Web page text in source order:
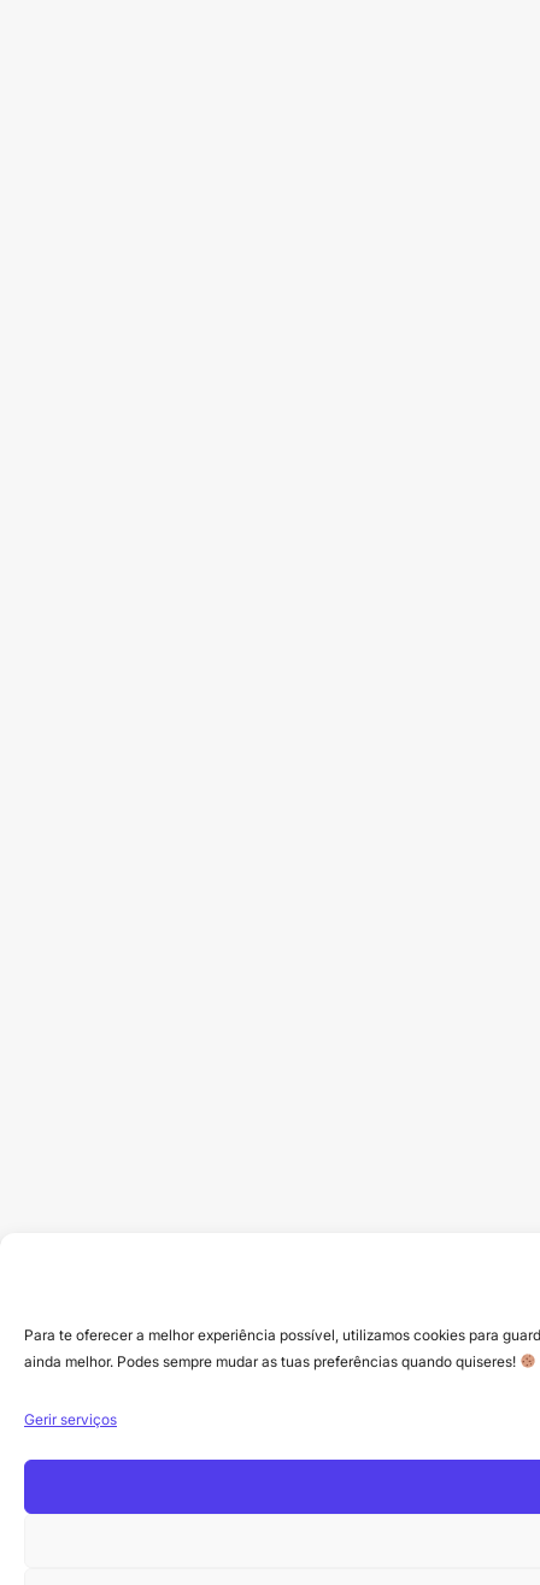
Para te oferecer a melhor experiência possível, utilizamos cookies para
ainda melhor. Podes sempre mudar as tuas preferências quando quiseres!
Gerir serviços